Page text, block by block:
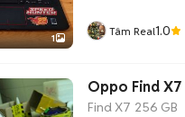
1 Tâm Real1.0
Oppo Find X7
Find X7 256 GB